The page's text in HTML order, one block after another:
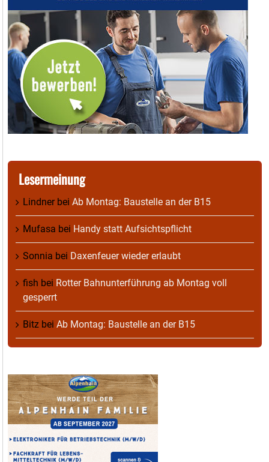
Lesermeinung
Lindnerbei Ab Montag: Baustelle an der B15
Mufasa bei Handy statt Aufsichtspflicht
Sonnia bei Daxenfeuer wieder erlaubt
fish bei Rotter Bahnunterführung ab Montag voll
gesperrt
Bitz bei Ab Montag: Baustelle an der B15